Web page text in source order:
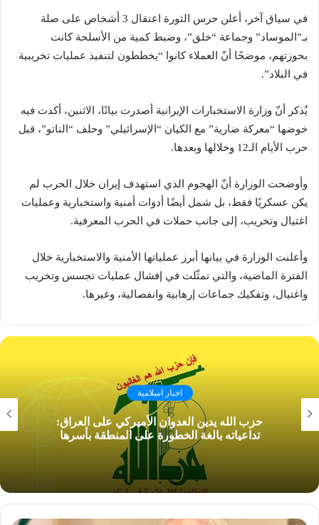
في سياق آخر، أعلن حرس الثورة اعتقال 3 أشخاص على صلة
بـ”الموساد” وجماعة “خلق”، وضبط كمية من الأسلحة كانت
بحوزتهم، موضحًا أنّ العملاء كانوا “يخططون لتنفيذ عمليات تخريبية
في البلاد”.
يُذكر أنّ وزارة الاستخبارات الإيرانية أصدرت بيانًا، الاثنين، أكدت فيه
خوضها “معركة ضارية” مع الكيان “الإسرائيلي” وحلف “الناتو”، قبل
حرب الأيام الـ12 وخلالها وبعدها.
وأوضحت الوزارة أنّ الهجوم الذي استهدف إيران خلال الحرب لم
يكن عسكريًا فقط، بل شمل أيضًا أدوات أمنية واستخبارية وعمليات
اغتيال وتخريب، إلى جانب حملات في الحرب المعرفية.
وأعلنت الوزارة في بيانها أبرز عملياتها الأمنية والاستخبارية خلال
الفترة الماضية، والتي تمثّلت في إفشال عمليات تجسس وتخريب
واغتيال، وتفكيك جماعات إرهابية وانفصالية، وغيرها.
اخبار اسلامية
حزب الله يدين العدوان الأميركي على العراق:
تداعياته بالغة الخطورة على المنطقة بأسرها